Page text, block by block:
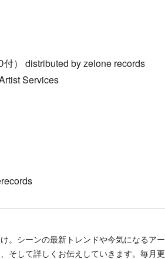
） distributed by zelone records
Services
SNS
on SNS
。シーンの最新トレンドや今気になるアー
そして詳しくお伝えしていきます。毎月更